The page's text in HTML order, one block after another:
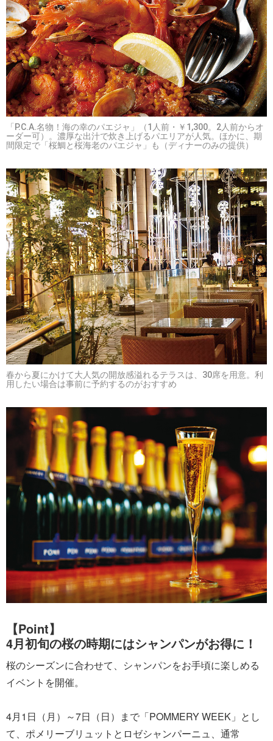
「P.C.A.名物！海の幸のパエジャ」（1人前・￥1,300。2人前からオ
ーダー可）。濃厚な出汁で炊き上げるパエリアが人気。ほかに、期
間限定で「桜鯛と桜海老のパエジャ」も（ディナーのみの提供）
春から夏にかけて大人気の開放感溢れるテラスは、30席を用意。利
用したい場合は事前に予約するのがおすすめ
【Point】
4月初旬の桜の時期にはシャンパンがお得に！
桜のシーズンに合わせて、シャンパンをお手頃に楽しめる
イベントを開催。
4月1日（月）～7日（日）まで「POMMERY WEEK」とし
て、ポメリーブリュットとロゼシャンパーニュ、通常